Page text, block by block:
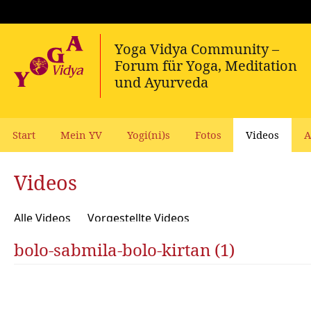
Start Mein YV Yogi(ni)s Fotos Videos
Videos
Alle Videos Vorgestellte Videos
bolo-sabmila-bolo-kirtan (1)